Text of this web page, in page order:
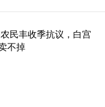
民丰收季抗议，白宫
不掉